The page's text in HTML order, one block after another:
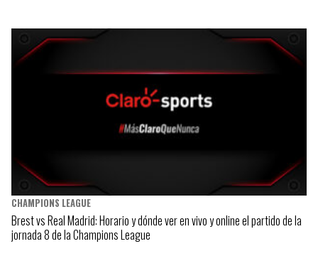
CHAMPIONS LEAGUE
Brest vs Real Madrid: Horario y dónde ver en vivo y online el partido de la
jornada 8 de la Champions League